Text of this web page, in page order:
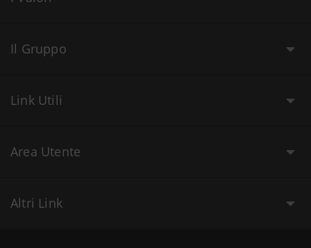
Il Gruppo
Link Utili
Area Utente
Altri Link